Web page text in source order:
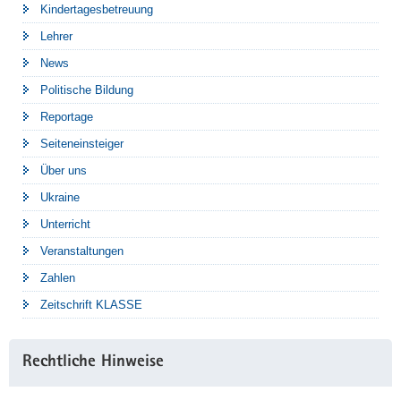
Kindertagesbetreuung
Lehrer
News
Politische Bildung
Reportage
Seiteneinsteiger
Über uns
Ukraine
Unterricht
Veranstaltungen
Zahlen
Zeitschrift KLASSE
Rechtliche Hinweise